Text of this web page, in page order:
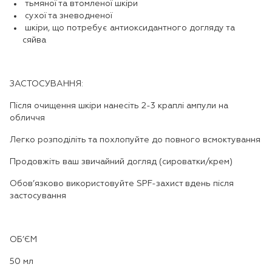
тьмяної та втомленої шкіри
сухої та зневодненої
шкіри, що потребує антиоксидантного догляду та
сяйва
ЗАСТОСУВАННЯ:
Після очищення шкіри нанесіть 2-3 краплі ампули на
обличчя
Легко розподіліть та похлопуйте до повного всмоктування
Продовжіть ваш звичайний догляд (сироватки/крем)
Обов’язково використовуйте SPF-захист вдень після
застосування
ОБ’ЄМ
50 мл